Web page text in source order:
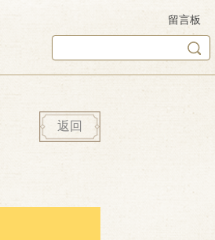
留言板
返回